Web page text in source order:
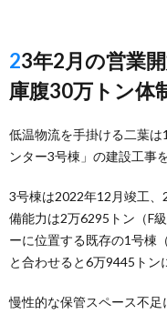
23年2月の営業開始予定、グループ合計で
庫腹30万トン体
低温物流を手掛ける二葉
ンター3号棟」の建設工事
3号棟は2022年12月竣工
備能力は2万6295トン（F
ーに位置する既存の1号棟
と合わせると6万9445トン
慢性的な保管スペース不